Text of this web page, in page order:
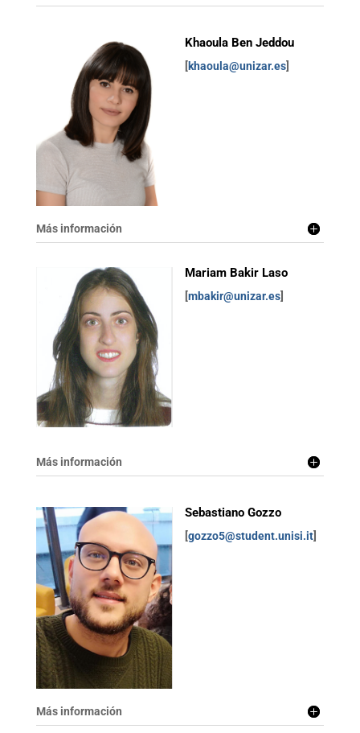
Khaoula Ben Jeddou
[khaoula@unizar.es]
Más información
Mariam Bakir Laso
[mbakir@unizar.es]
Más información
Sebastiano Gozzo
[gozzo5@student.unisi.it]
Más información